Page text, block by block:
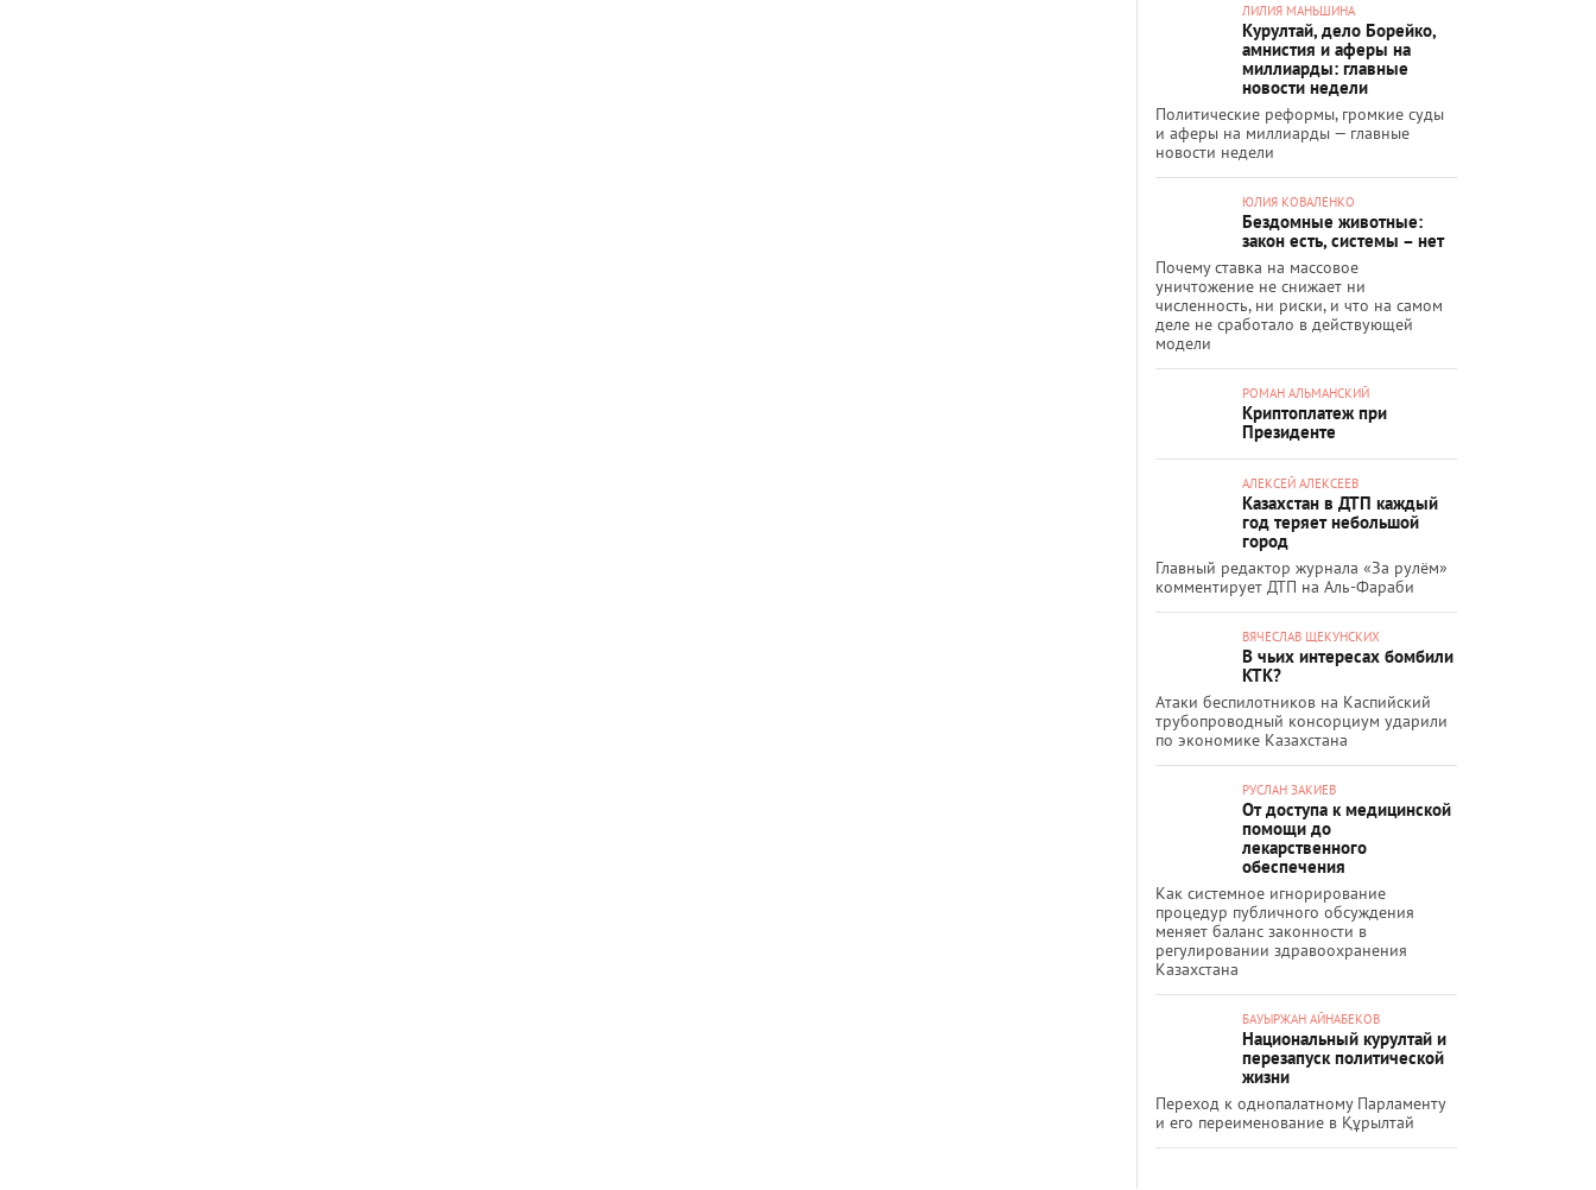
ЛИЛИЯ МАНЬШИНА
Курултай, дело Борейко,
амнистия и аферы на
миллиарды: главные
новости недели
Политические реформы, громкие суды
и аферы на миллиарды — главные
новости недели
ЮЛИЯ КОВАЛЕНКО
Бездомные животные:
закон есть, системы – нет
Почему ставка на массовое
уничтожение не снижает ни
численность, ни риски, и что на самом
деле не сработало в действующей
модели
РОМАН АЛЬМАНСКИЙ
Криптоплатеж при
Президенте
АЛЕКСЕЙ АЛЕКСЕЕВ
Казахстан в ДТП каждый
год теряет небольшой
город
Главный редактор журнала «За рулём»
комментирует ДТП на Аль-Фараби
ВЯЧЕСЛАВ ЩЕКУНСКИХ
В чьих интересах бомбили
КТК?
Атаки беспилотников на Каспийский
трубопроводный консорциум ударили
по экономике Казахстана
РУСЛАН ЗАКИЕВ
От доступа к медицинской
помощи до
лекарственного
обеспечения
Как системное игнорирование
процедур публичного обсуждения
меняет баланс законности в
регулировании здравоохранения
Казахстана
БАУЫРЖАН АЙНАБЕКОВ
Национальный курултай и
перезапуск политической
жизни
Переход к однопалатному Парламенту
и его переименование в Құрылтай